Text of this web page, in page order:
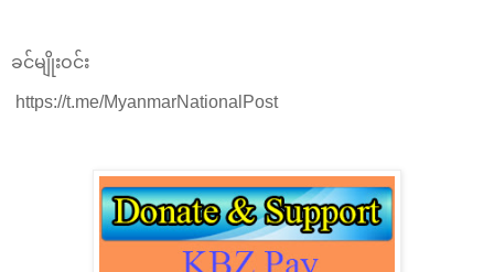
ခင်မျိုးဝင်း
https://t.me/MyanmarNationalPost